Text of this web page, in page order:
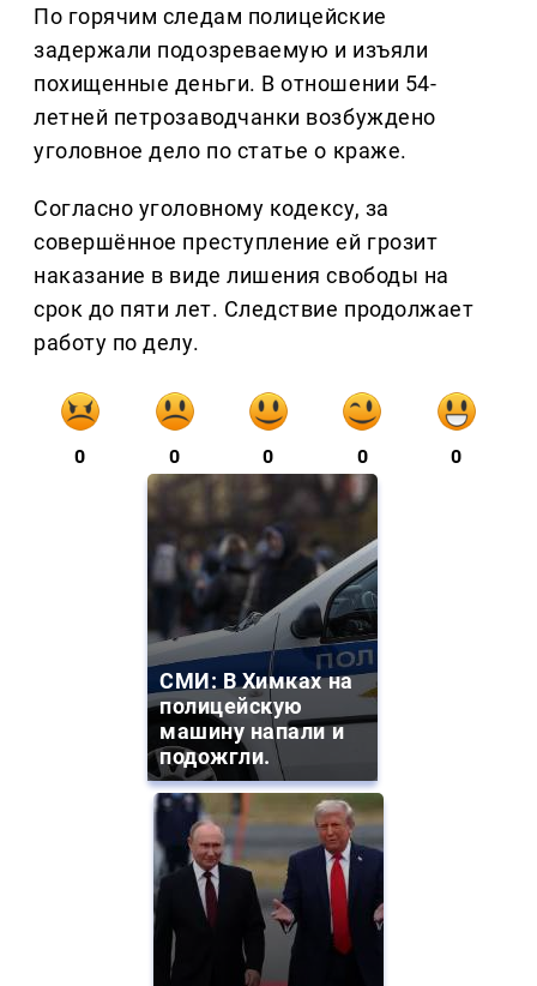
По горячим следам полицейские
задержали подозреваемую и изъяли
похищенные деньги. В отношении 54-
летней петрозаводчанки возбуждено
уголовное дело по статье о краже.
Согласно уголовному кодексу, за
совершённое преступление ей грозит
наказание в виде лишения свободы на
срок до пяти лет. Следствие продолжает
работу по делу.
0 0 0 0 0
СМИ: В Химках на
полицейскую
машину напали и
подожгли.